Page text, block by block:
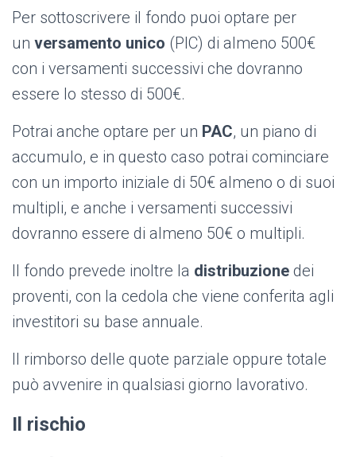
Per sottoscrivere il fondo puoi optare per
un versamento unico (PIC) di almeno 500€
con i versamenti successivi che dovranno
essere lo stesso di 500€.
Potrai anche optare per un PAC, un piano di
accumulo, e in questo caso potrai cominciare
con un importo iniziale di 50€ almeno o di suoi
multipli, e anche i versamenti successivi
dovranno essere di almeno 50€ o multipli.
Il fondo prevede inoltre la distribuzione dei
proventi, con la cedola che viene conferita agli
investitori su base annuale.
Il rimborso delle quote parziale oppure totale
può avvenire in qualsiasi giorno lavorativo.
Il rischio